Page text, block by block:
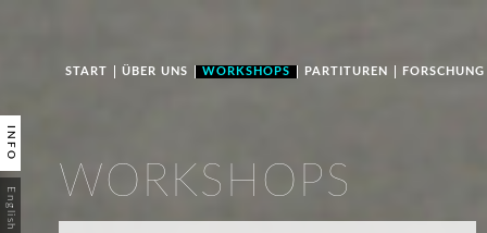
START ÜBER UNS WORKSHOPS PARTITUREN FORSCHUNG
WORKSHOPS
English
INFO